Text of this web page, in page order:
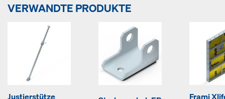
VERWANDTE PRODUKTE
Justierstütze
Frami